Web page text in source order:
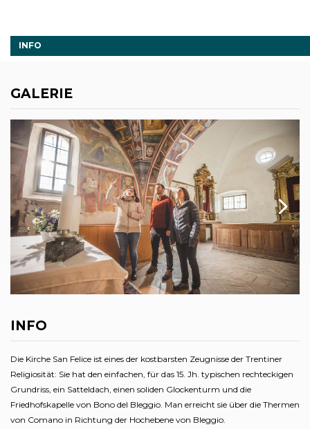
INFO
GALERIE
INFO
Die Kirche San Felice ist eines der kostbarsten Zeugnisse der Trentiner
Religiosität: Sie hat den einfachen, für das 15. Jh. typischen rechteckigen
Grundriss, ein Satteldach, einen soliden Glockenturm und die
Friedhofskapelle von Bono del Bleggio. Man erreicht sie über die Thermen
von Comano in Richtung der Hochebene von Bleggio.